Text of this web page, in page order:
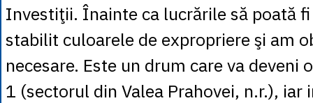
Investiţii. Înainte ca lucrările să poată
stabilit culoarele de expropriere şi am
necesare. Este un drum care va deveni
1 (sectorul din Valea Prahovei, n.r.), iar